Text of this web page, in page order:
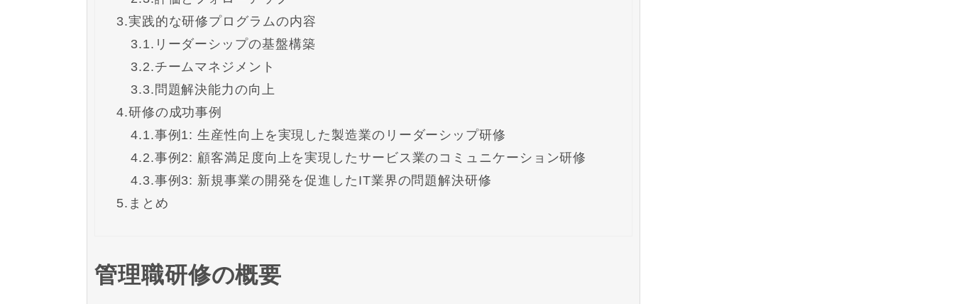
3.実践的な研修プログラムの内容
3.1. リーダーシップの基盤構築
3.2.チームマネジメント
3.3. 問題解決能力の向上
4.研修の成功事例
4.1.事例1: 生産性向上を実現した製造業のリーダーシップ研修
4.2.事例2: 顧客満足度向上を実現したサービス業のコミュニケーション研修
4.3.事例3: 新規事業の開発を促進したIT業界の問題解決研修
5. まとめ
管理職研修の概要